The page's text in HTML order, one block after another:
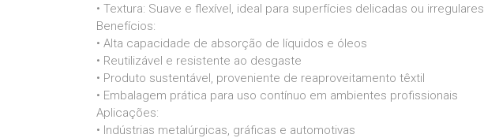
• Textura: Suave e flexível, ideal para superfícies delicadas ou irregulares
Benefícios:
• Alta capacidade de absorção de líquidos e óleos
• Reutilizável e resistente ao desgaste
• Produto sustentável, proveniente de reaproveitamento têxtil
• Embalagem prática para uso contínuo em ambientes profissionais
Aplicações:
• Indústrias metalúrgicas, gráficas e automotivas